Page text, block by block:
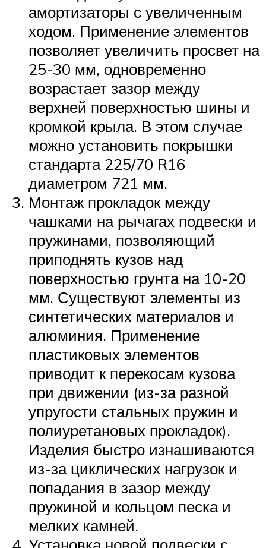
амортизаторы с увеличенным
ходом. Применение элементов
позволяет увеличить просвет на
25-30 мм, одновременно
возрастает зазор между
верхней поверхностью шины и
кромкой крыла. В этом случае
можно установить покрышки
стандарта 225/70 R16
диаметром 721 мм.
Монтаж прокладок между
чашками на рычагах подвески и
пружинами, позволяющий
приподнять кузов над
поверхностью грунта на 10-20
мм. Существуют элементы из
синтетических материалов и
алюминия. Применение
пластиковых элементов
приводит к перекосам кузова
при движении (из-за разной
упругости стальных пружин и
полиуретановых прокладок).
Изделия быстро изнашиваются
из-за циклических нагрузок и
попадания в зазор между
пружиной и кольцом песка и
мелких камней.
Установка новой подвески с